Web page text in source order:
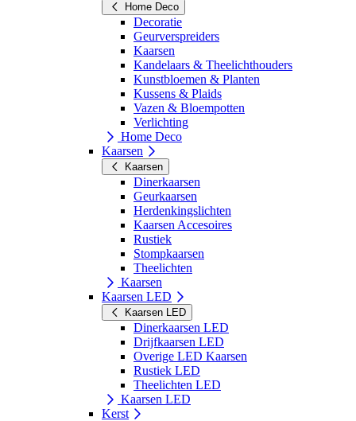
Home Deco
Decoratie
Geurverspreiders
Kaarsen
Kandelaars & Theelichthouders
Kunstbloemen & Planten
Kussens & Plaids
Vazen & Bloempotten
Verlichting
Home Deco
Kaarsen
Kaarsen
Dinerkaarsen
Geurkaarsen
Herdenkingslichten
Kaarsen Accesoires
Rustiek
Stompkaarsen
Theelichten
Kaarsen
Kaarsen LED
Kaarsen LED
Dinerkaarsen LED
Drijfkaarsen LED
Overige LED Kaarsen
Rustiek LED
Theelichten LED
Kaarsen LED
Kerst